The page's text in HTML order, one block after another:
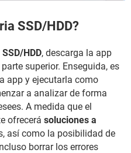
SSD/HDD?
HDD, descarga la app
superior. Enseguida, es
app y ejecutarla como
a analizar de forma
A medida que el
ofrecerá soluciones a
así como la posibilidad de
borrar los errores